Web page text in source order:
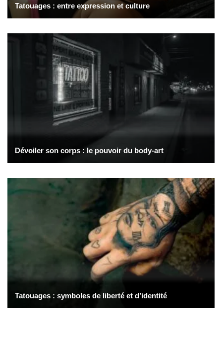
Tatouages : entre expression et culture
Dévoiler son corps : le pouvoir du body-art
Tatouages : symboles de liberté et d’identité